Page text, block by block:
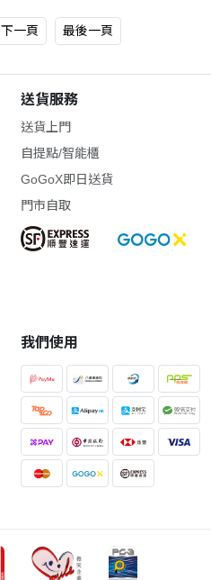
下一頁 最後一頁
送貨服務
送貨上門
自提點/智能櫃
GoGoX即日送貨
門市自取
我們使用